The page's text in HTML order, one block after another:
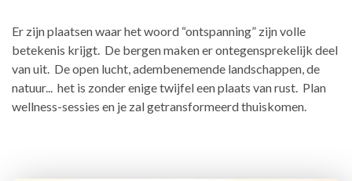
Er zijn plaatsen waar het woord “ontspanning” zijn volle
betekenis krijgt. De bergen maken er ontegensprekelijk deel
van uit. De open lucht, adembenemende landschappen, de
natuur... het is zonder enige twijfel een plaats van rust. Plan
wellness-sessies en je zal getransformeerd thuiskomen.